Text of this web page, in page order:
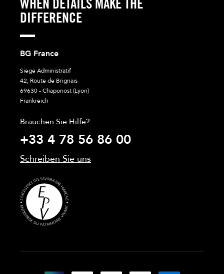
WHEN DETAILS MAKE THE
DIFFERENCE
BG France
Siège Administratif
42, Route de Brignais
69630 - Chaponost (Lyon)
Frankreich
Brauchen Sie Hilfe?
+33 4 78 56 86 00
Schreiben Sie uns